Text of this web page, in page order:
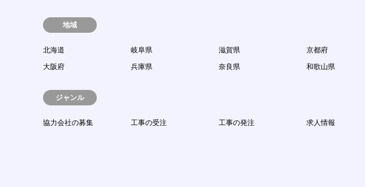
地域
北海道 岐阜県 滋賀県
京都府
大阪府
兵庫県 奈良県 和歌山県
ジャンル
協力会社の募集 工事の受注 工事の発注 求人情報